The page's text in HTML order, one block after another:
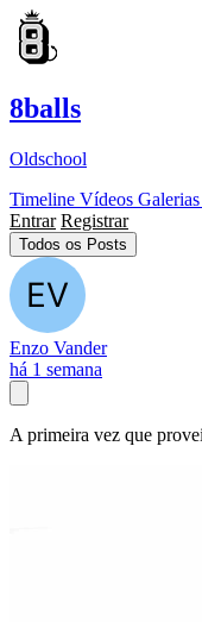
8balls
Oldschool
Timeline Vídeos Galerias
Entrar Registrar
Todos os Posts
Enzo Vander
há 1 semana
A primeira vez que